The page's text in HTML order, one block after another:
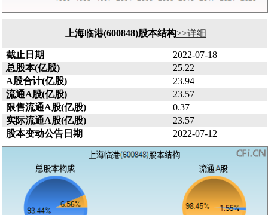
上海临港(600848)股本结构>>详细
截止日期
2022-07-18
总股本(亿股)
25.22
A股合计(亿股)
23.94
流通A股(亿股)
23.57
限售流通A股(亿股)
0.37
实际流通A股(亿股)
23.57
股本变动公告日期
2022-07-12